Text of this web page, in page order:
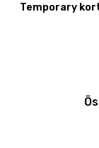
Temporary